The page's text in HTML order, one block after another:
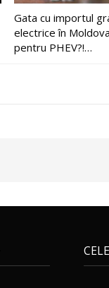
Gata cu importul
electrice în
pentru PHEV?!…